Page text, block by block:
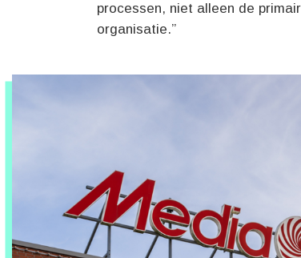
processen, niet alleen de
organisatie.”